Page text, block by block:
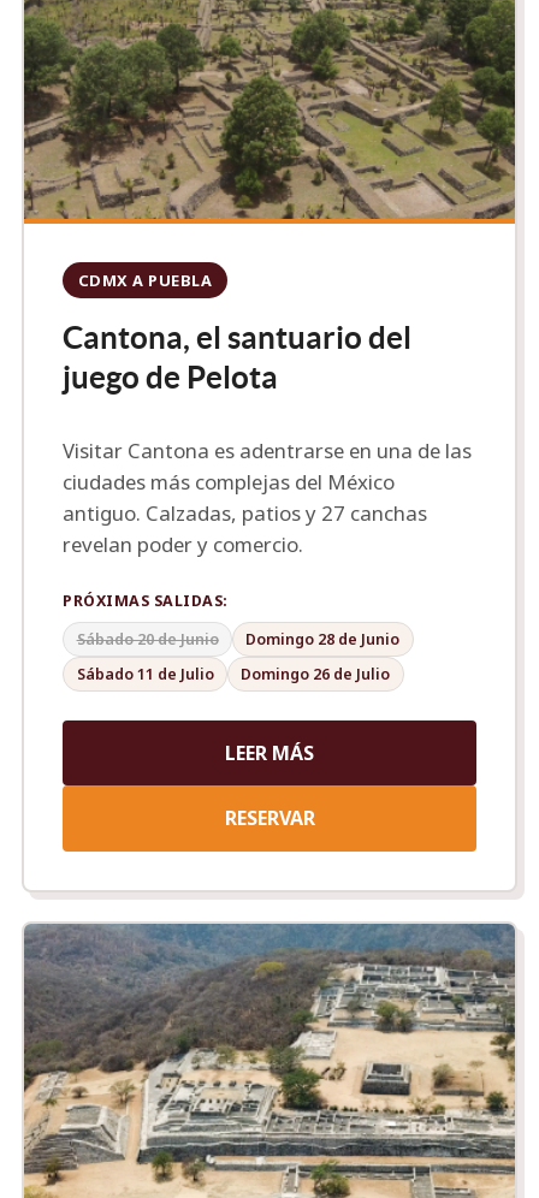
CDMX A PUEBLA
Cantona, el santuario del
juego de Pelota
Visitar Cantona es adentrarse en una de las
ciudades más complejas del México
antiguo. Calzadas, patios y 27 canchas
revelan poder y comercio.
PRÓXIMAS SALIDAS:
Sábado 20 de Junio
Domingo 28 de Junio
Sábado 11 de Julio
Domingo 26 de Julio
LEER MÁS
RESERVAR